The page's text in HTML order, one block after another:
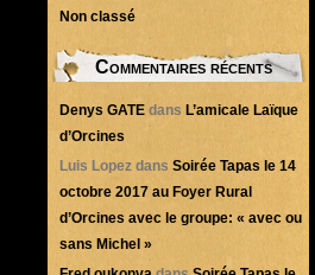
Non classé
Commentaires récents
Denys GATE dans L’amicale Laïque
d’Orcines
Luis Lopez dans Soirée Tapas le 14
octobre 2017 au Foyer Rural
d’Orcines avec le groupe: « avec ou
sans Michel »